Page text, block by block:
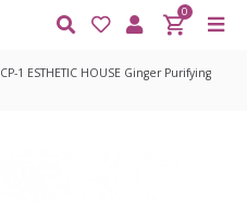
0
CP-1 ESTHETIC HOUSE Ginger Purifying